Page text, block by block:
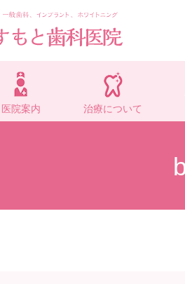
医院案内 治療について